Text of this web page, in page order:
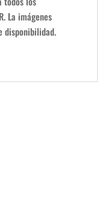
La imágenes
disponibilidad.